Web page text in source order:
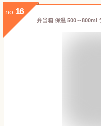
no. 16